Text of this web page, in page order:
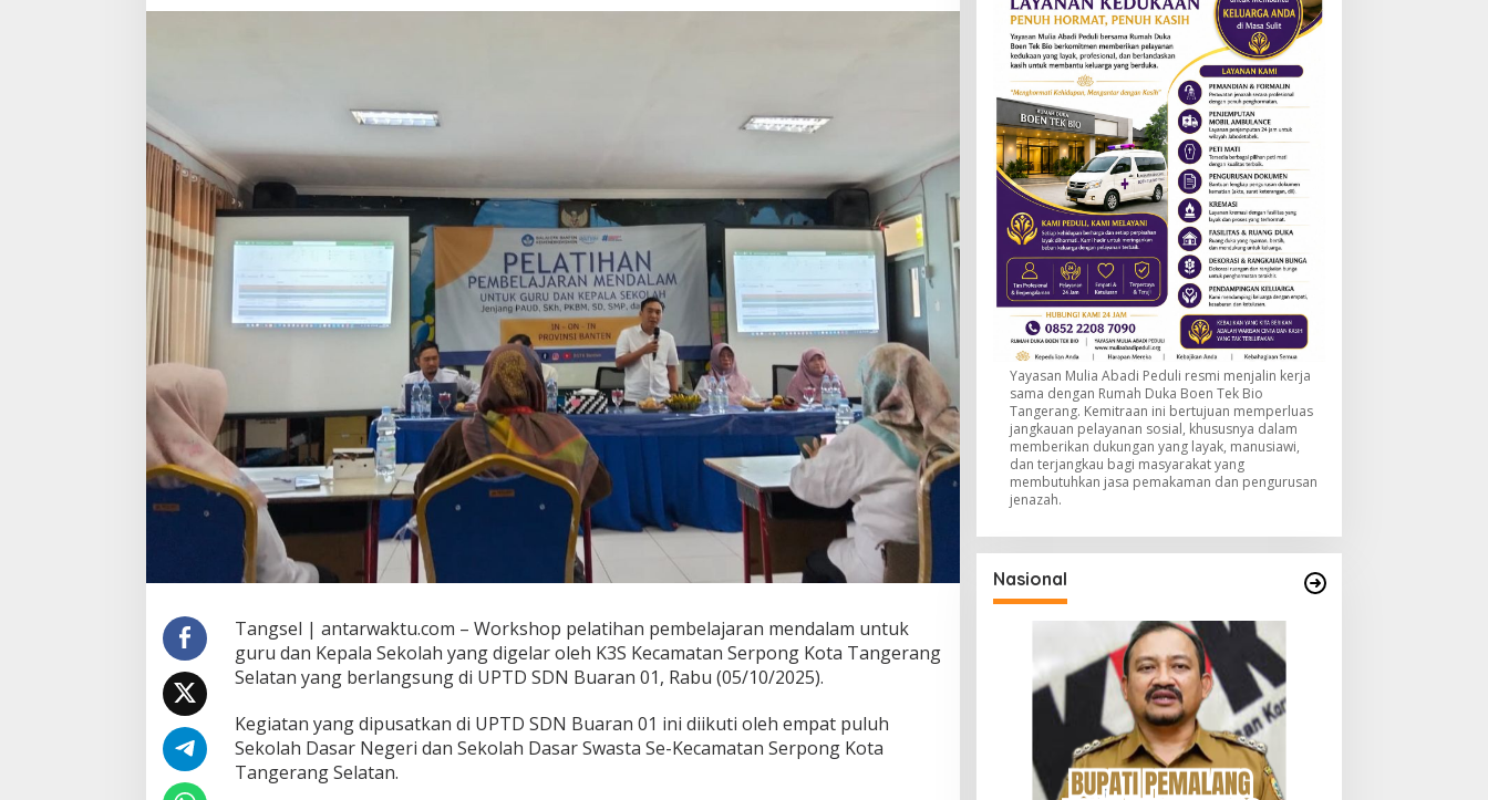
Kepala
Tangsel | antarwaktu.com – Workshop pelatihan pembelajaran mendalam untuk
guru dan Kepala Sekolah yang digelar oleh K3S Kecamatan Serpong Kota Tangerang
Selatan yang berlangsung di UPTD SDN Buaran 01, Rabu (05/10/2025).
Kegiatan yang dipusatkan di UPTD SDN Buaran 01 ini diikuti oleh empat puluh
Sekolah Dasar Negeri dan Sekolah Dasar Swasta Se-Kecamatan Serpong Kota
Tangerang Selatan.
Yayasan Mulia Abadi Peduli resmi menjalin kerja
sama dengan Rumah Duka Boen Tek Bio
Tangerang. Kemitraan ini bertujuan memperluas
jangkauan pelayanan sosial, khususnya dalam
memberikan dukungan yang layak, manusiawi,
dan terjangkau bagi masyarakat yang
membutuhkan jasa pemakaman dan pengurusan
jenazah.
Nasional